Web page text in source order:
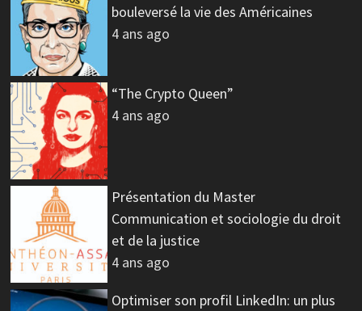
bouleversé la vie des Américaines
4 ans ago
“The Crypto Queen”
4 ans ago
Présentation du Master
Communication et sociologie du droit
et de la justice
4 ans ago
Optimiser son profil LinkedIn: un plus